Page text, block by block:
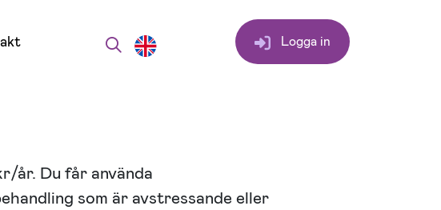
Logga in
år. Du får använda
som är avstressande eller